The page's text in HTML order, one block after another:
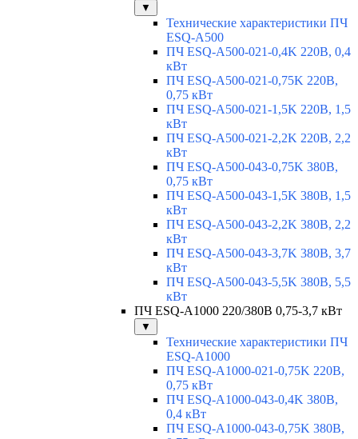
▼
Технические характеристики ПЧ
ESQ-A500
ПЧ ESQ-A500-021-0,4K 220В, 0,4
кВт
ПЧ ESQ-A500-021-0,75K 220В,
0,75 кВт
ПЧ ESQ-A500-021-1,5K 220В, 1,5
кВт
ПЧ ESQ-A500-021-2,2K 220В, 2,2
кВт
ПЧ ESQ-A500-043-0,75K 380В,
0,75 кВт
ПЧ ESQ-A500-043-1,5K 380В, 1,5
кВт
ПЧ ESQ-A500-043-2,2K 380В, 2,2
кВт
ПЧ ESQ-A500-043-3,7K 380В, 3,7
кВт
ПЧ ESQ-A500-043-5,5K 380В, 5,5
кВт
ПЧ ESQ-A1000 220/380В 0,75-3,7 кВт
▼
Технические характеристики ПЧ
ESQ-A1000
ПЧ ESQ-A1000-021-0,75K 220В,
0,75 кВт
ПЧ ESQ-A1000-043-0,4K 380В,
0,4 кВт
ПЧ ESQ-A1000-043-0,75K 380В,